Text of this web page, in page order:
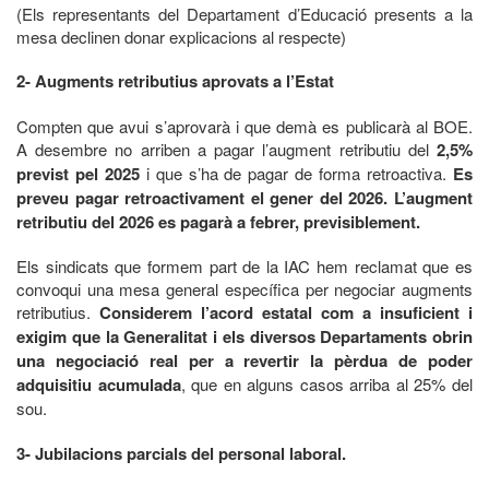
(Els representants del Departament d’Educació presents a la
mesa declinen donar explicacions al respecte)
2- Augments retributius aprovats a l’Estat
Compten que avui s’aprovarà i que demà es publicarà al BOE.
A desembre no arriben a pagar l’augment retributiu del 2,5%
previst pel 2025i que s’ha de pagar de forma retroactiva. Es
preveu pagar retroactivament el gener del 2026. L’augment
retributiu del 2026 es pagarà a febrer, previsiblement.
Els sindicats que formem part de la IAC hem reclamat que es
convoqui una mesa general específica per negociar augments
retributius. Considerem l’acord estatal com a insuficient i
exigim que la Generalitat i els diversos Departaments obrin
una negociació real per a revertir la pèrdua de poder
adquisitiu acumulada, que en alguns casos arriba al 25% del
sou.
3- Jubilacions parcials del personal laboral.